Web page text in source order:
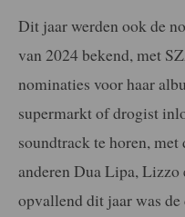
Dit jaar werden ook de
van 2024 bekend, met
nominaties voor haar
supermarkt of drogist
soundtrack te horen,
anderen Dua Lipa,
opvallend dit jaar was